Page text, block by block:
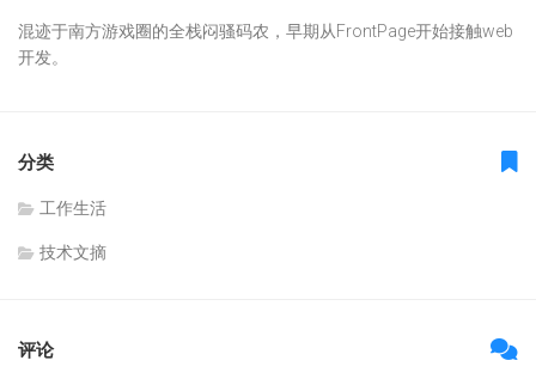
混迹于南方游戏圈的全栈闷骚码农，早期从FrontPage开始接触web
开发。
分类
工作生活
技术文摘
评论